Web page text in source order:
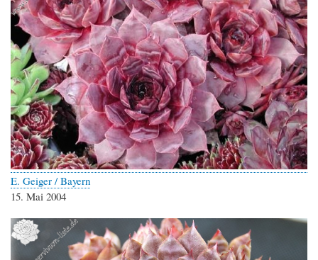
E. Geiger / Bayern
15. Mai 2004